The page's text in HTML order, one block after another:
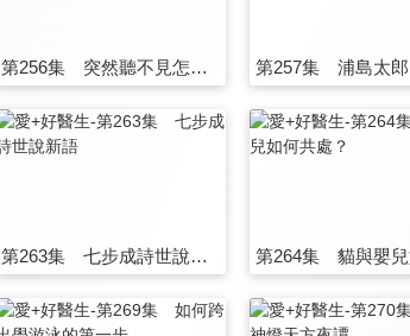
第256集 突然聽不見怎麼辦
第263集 七步成詩世說新語